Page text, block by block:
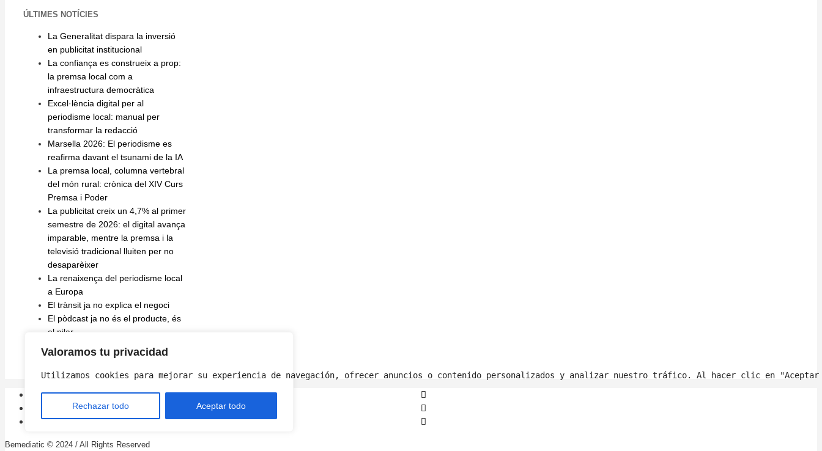
Valoramos tu privacidad
Utilizamos cookies para mejorar su experiencia de navegación, ofrecer anuncios o contenido personalizados y analizar nuestro tráfico. Al hacer clic en
Rechazar todo Aceptar todo
ÚLTIMES NOTÍCIES
La Generalitat dispara la inversió
en publicitat institucional
La confiança es construeix a prop:
la premsa local com a
infraestructura democràtica
Excel·lència digital per al
periodisme local: manual per
transformar la redacció
Marsella 2026: El periodisme es
reafirma davant el tsunami de la IA
La premsa local, columna vertebral
del món rural: crònica del XIV Curs
Premsa i Poder
La publicitat creix un 4,7% al primer
semestre de 2026: el digital avança
imparable, mentre la premsa i la
televisió tradicional lluiten per no
desaparèixer
La renaixença del periodisme local
a Europa
El trànsit ja no explica el negoci
El pòdcast ja no és el producte, és
el pilar
El repte de connectar el digital i el
paper: com el diari Sport explora la
IA per a la producció impresa
Bemediatic © 2024 / All Rights Reserved